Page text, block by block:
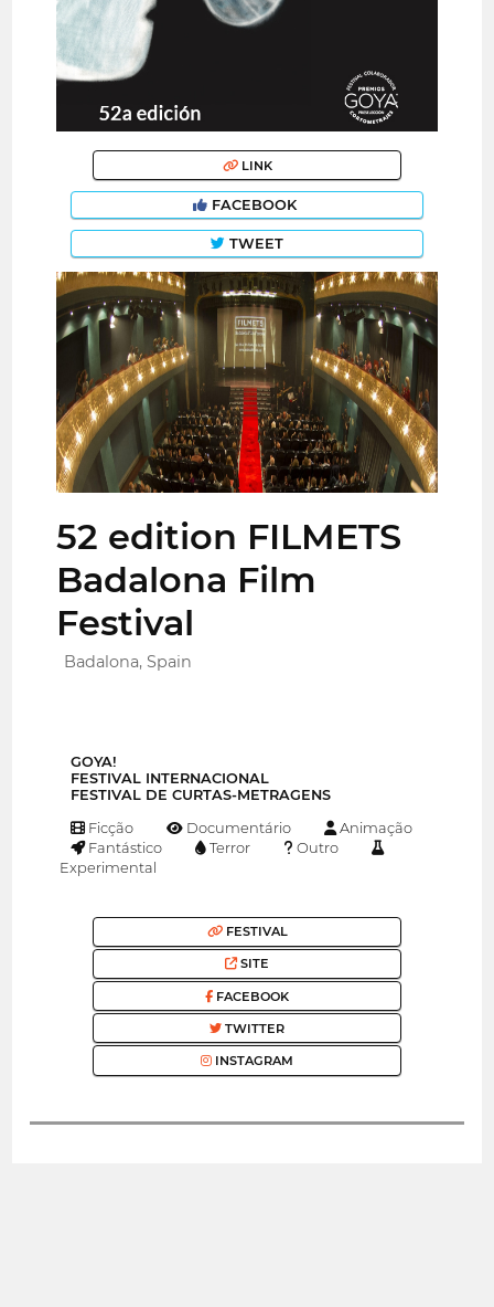
LINK
FACEBOOK
TWEET
52 edition FILMETS
Badalona Film
Festival
Badalona, Spain
GOYA!
FESTIVAL INTERNACIONAL
FESTIVAL DE CURTAS-METRAGENS
Ficção Documentário
Animação
Fantástico
Terror
Outro
Experimental
FESTIVAL
SITE
FACEBOOK
TWITTER
INSTAGRAM